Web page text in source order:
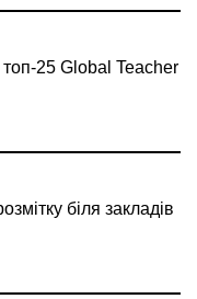
25 Global Teacher
біля закладів